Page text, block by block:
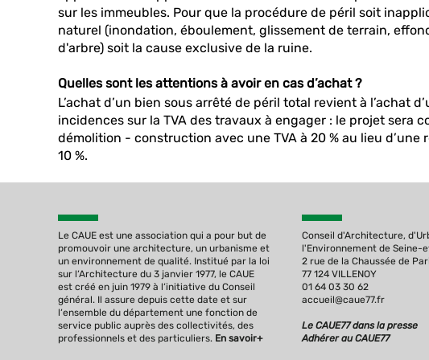
sur les immeubles. Pour que la procédure de péril soit
naturel (inondation, éboulement, glissement de terrain,
d'arbre) soit la cause exclusive de la ruine.
Quelles sont les attentions à avoir en cas d’achat ?
L’achat d’un bien sous arrêté de péril total revient à l’achat
incidences sur la TVA des travaux à engager : le projet sera
démolition - construction avec une TVA à 20 % au lieu d’une
10 %.
Le CAUE est une association qui a pour but de
promouvoir une architecture, un urbanisme et
un environnement de qualité. Institué par la loi
sur l‘Architecture du 3 janvier 1977, le CAUE
est créé en juin 1979 à l‘initiative du Conseil
général. Il assure depuis cette date et sur
l‘ensemble du département une fonction de
service public auprès des collectivités, des
professionnels et des particuliers. En savoir+
Conseil d'Architecture,
l'Environnement de Seine-
2 rue de la Chaussée de
77 124 VILLENOY
01 64 03 30 62
accueil@caue77.fr
Le CAUE77 dans la presse
Adhérer au CAUE77